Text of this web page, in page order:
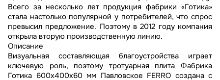
Всего за несколько лет продукция фабрики «Готика»
стала настолько популярной у потребителей, что спрос
превысил предложение. Поэтому в 2012 году компания
открыла вторую производственную линию.
Описание
Визуальная составляющая благоустройства играет
ключевую роль, поэтому тротуарная плита Фабрика
Готика 600х400х60 мм Павловское FERRO создана с